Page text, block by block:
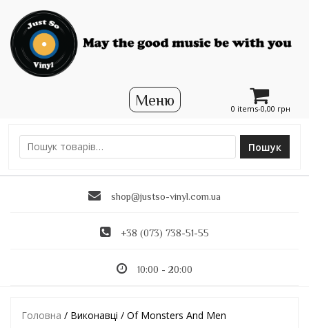
0 items-0,00 грн
Ш
Пошук
shop@justso-vinyl.com.ua
+38 (073) 738-51-55
10:00 - 20:00
Головна / Виконавці / Of Monsters And Men